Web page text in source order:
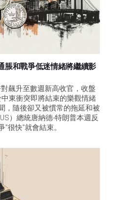
脹和戰爭低迷情緒將繼續影
飆升至數週新高收官，收盤
東衝突即將結束的樂觀情緒
，隨後卻又被慣常的拖延和被
）總統唐納德-特朗普本週反
很快"就會結束。